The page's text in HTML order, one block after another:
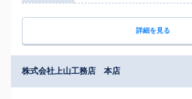
詳細を見る
株式会社上山工務店 本店